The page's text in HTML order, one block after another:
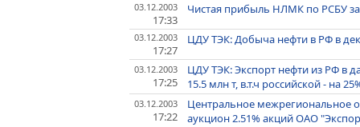
03.12.2003
17:33
Чистая прибыль НЛМК по РСБУ за
03.12.2003
17:27
ЦДУ ТЭК: Добыча нефти в РФ в
03.12.2003
17:25
ЦДУ ТЭК: Экспорт нефти из РФ в
15.5 млн т, в.т.ч российской - на
03.12.2003
17:22
Центральное межрегиональное
аукцион 2.51% акций ОАО